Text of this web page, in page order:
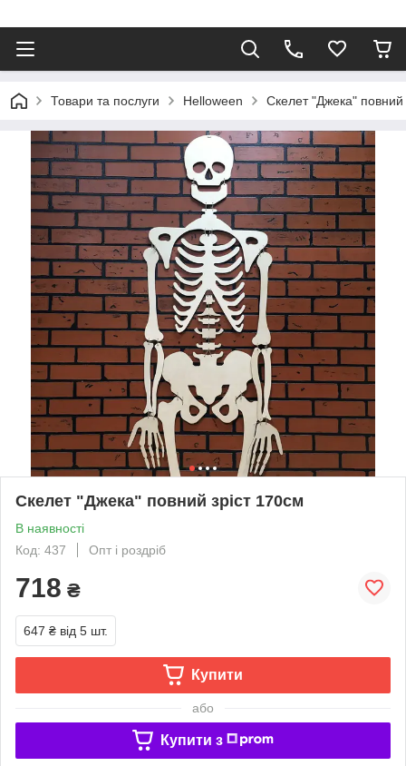
Товари та послуги Helloween Скелет "Джека" повний
Скелет "Джека" повний зріст 170см
В наявності
Код: 437
Опт і роздріб
718 ₴
647 ₴ від 5 шт.
Купити
або
Купити з